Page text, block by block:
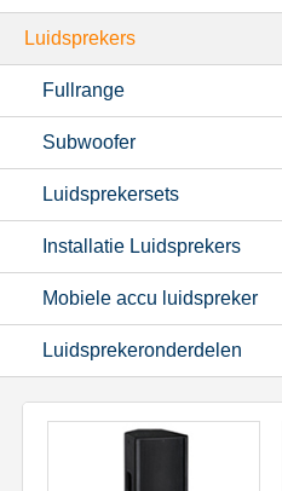
Luidsprekers
Fullrange
Subwoofer
Luidsprekersets
Installatie Luidsprekers
Mobiele accu luidspreker
Luidsprekeronderdelen